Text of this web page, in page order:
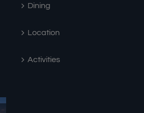
Dining
Location
Activities